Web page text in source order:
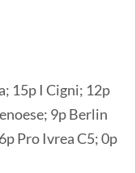
15p I Cigni; 12p
9p Berlin
Pro Ivrea C5; 0p